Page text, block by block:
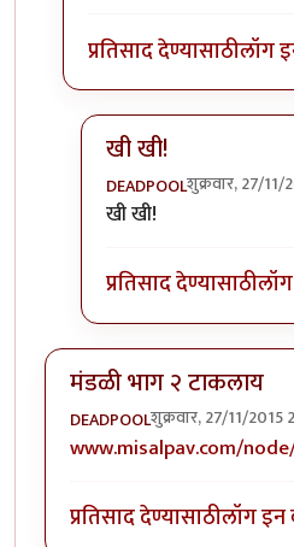
प्रतिसाद देण्यासाठीलॉग
खी खी!
DEADPOOLशुक्रवार, 27/
In reply to
खी खी!
प्रतिसाद देण्यासाठी
मंडळी भाग २ टाकलाय
DEADPOOLशुक्रवार, 27/11/2015
www.misalpav.com/
प्रतिसाद देण्यासाठीलॉग इन